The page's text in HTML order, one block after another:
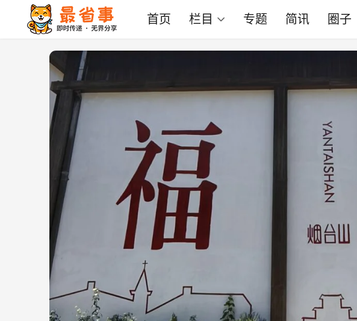
首页 栏目 专题 简讯 圈子